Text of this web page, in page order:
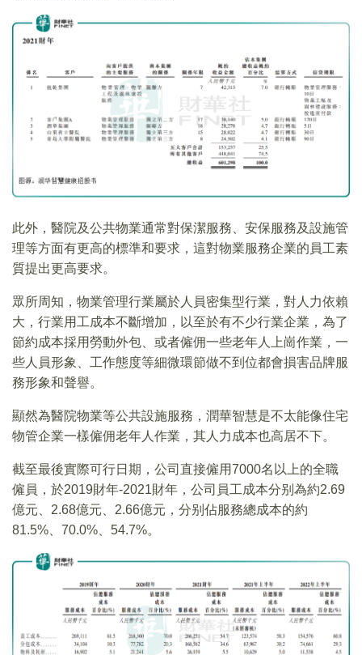
此外，醫院及公共物業通常對保潔服務、安保服務及設施管
理等方面有更高的標準和要求，這對物業服務企業的員工素
質提出更高要求。
眾所周知，物業管理行業屬於人員密集型行業，對人力依賴
大，行業用工成本不斷增加，以至於有不少行業企業，為了
節約成本採用勞動外包、或者僱佣一些老年人上崗作業，一
些人員形象、工作態度等細微環節做不到位都會損害品牌服
務形象和聲譽。
顯然為醫院物業等公共設施服務，潤華智慧是不太能像住宅
物管企業一樣僱佣老年人作業，其人力成本也高居不下。
截至最後實際可行日期，公司直接僱用7000名以上的全職
僱員，於2019財年-2021財年，公司員工成本分别為約2.69
億元、2.68億元、2.66億元，分别佔服務總成本的約
81.5%、70.0%、54.7%。